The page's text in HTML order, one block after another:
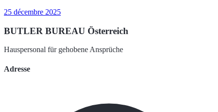
25 décembre 2025
BUTLER BUREAU Österreich
Hauspersonal für gehobene Ansprüche
Adresse